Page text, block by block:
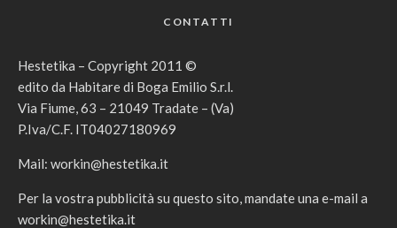
CONTATTI
Hestetika – Copyright 2011 ©
edito da Habitare di Boga Emilio S.r.l.
Via Fiume, 63 – 21049 Tradate – (Va)
P.Iva/C.F. IT04027180969
Mail: workin@hestetika.it
Per la vostra pubblicità su questo sito, mandate una e-mail a
workin@hestetika.it